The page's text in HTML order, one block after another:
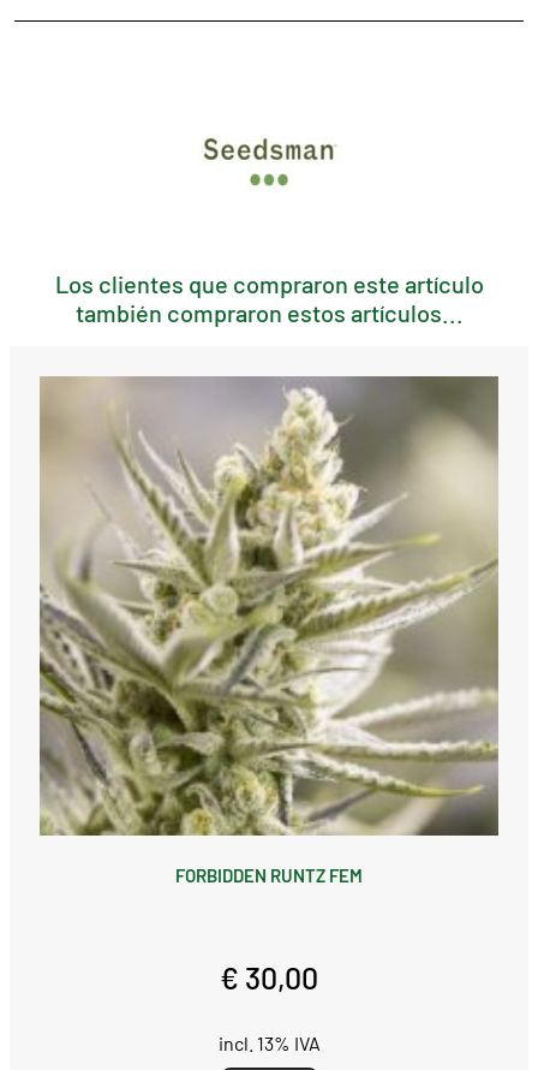
Los clientes que compraron este artículo
también compraron estos artículos...
FORBIDDEN RUNTZ FEM
€ 30,00
incl. 13% IVA